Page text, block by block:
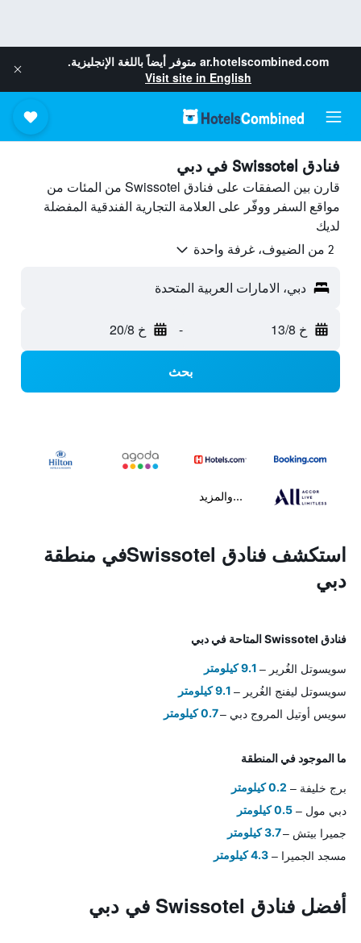
ar.hotelscombined.com متوفر أيضاً باللغة الإنجليزية.
Visit site in English
فنادق Swissotel في دبي
قارن بين الصفقات على فنادق Swissotel من المئات من
مواقع السفر ووفّر على العلامة التجارية الفندقية المفضلة
لديك
2 من الضيوف، غرفة واحدة
دبي، الامارات العربية المتحدة
خ 13/8 - خ 20/8
بحث
...والمزيد
استكشف فنادق Swissotelفي منطقة
دبي
فنادق Swissotel المتاحة في دبي
سويسوتل الغُرير 9.1 كيلومتر
سويسوتل ليفنج الغُرير 9.1 كيلومتر
سويس أوتيل المروج دبي 0.7 كيلومتر
ما الموجود في المنطقة
برج خليفة 0.2 كيلومتر
دبي مول 0.5 كيلومتر
جميرا بيتش 3.7 كيلومتر
مسجد الجميرا 4.3 كيلومتر
أفضل فنادق Swissotel في دبي